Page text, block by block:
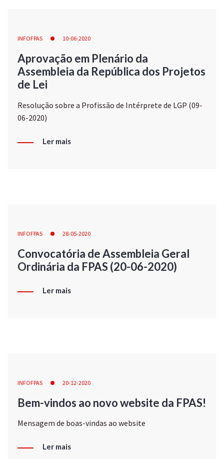
INFOFPAS 10-06-2020
Aprovação em Plenário da
Assembleia da República dos Projetos
de Lei
Resolução sobre a Profissão de Intérprete de LGP (09-
06-2020)
Ler mais
INFOFPAS 28-05-2020
Convocatória de Assembleia Geral
Ordinária da FPAS (20-06-2020)
Ler mais
INFOFPAS 20-12-2020
Bem-vindos ao novo website da FPAS!
Mensagem de boas-vindas ao website
Ler mais